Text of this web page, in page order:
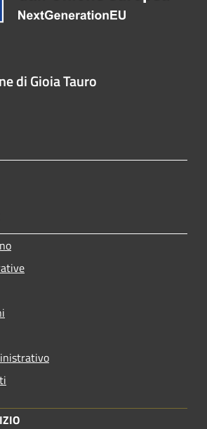
di Gioia Tauro